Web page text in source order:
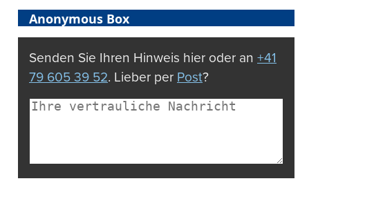
Anonymous Box
Senden Sie Ihren Hinweis hier oder an +41
79 605 39 52. Lieber per Post?